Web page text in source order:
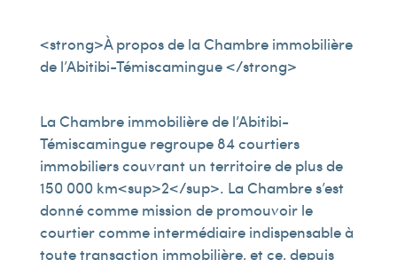
<strong>À propos de la Chambre immobilière
de l’Abitibi-Témiscamingue </strong>
La Chambre immobilière de l’Abitibi-
Témiscamingue regroupe 84 courtiers
immobiliers couvrant un territoire de plus de
150 000 km<sup>2</sup>. La Chambre s’est
donné comme mission de promouvoir le
courtier comme intermédiaire indispensable à
toute transaction immobilière, et ce, depuis